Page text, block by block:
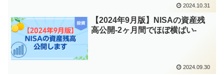
2024.10.31
【2024年9月版】NISAの資産残
高公開-2ヶ月間でほぼ横ばい-
2024.09.30